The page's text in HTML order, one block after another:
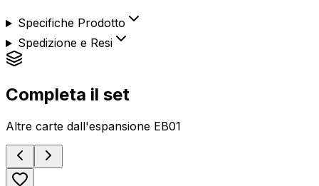
Specifiche Prodotto
Spedizione e Resi
Completa il set
Altre carte dall'espansione EB01